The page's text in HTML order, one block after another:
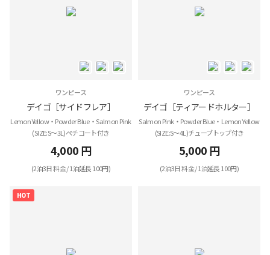
ワンピース
デイゴ［サイドフレア］
Lemon Yellow・Powder Blue・Salmon Pink
(SIZE:S～3L)ペチコート付き
4,000 円
(2泊3日 料金 / 1泊延長 100円)
ワンピース
デイゴ［ティアードホルター］
Salmon Pink・Powder Blue・Lemon Yellow
(SIZE:S～4L)チューブトップ付き
5,000 円
(2泊3日 料金 / 1泊延長 100円)
HOT